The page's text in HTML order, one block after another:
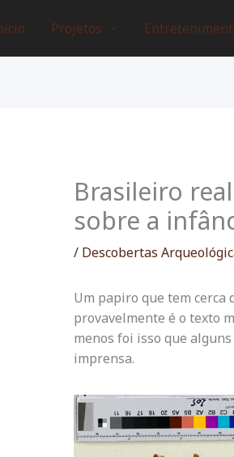
Projetos
Brasileiro
sobre a
/ Descobertas
Um papiro que tem cerca
provavelmente é o texto
menos foi isso que
imprensa.